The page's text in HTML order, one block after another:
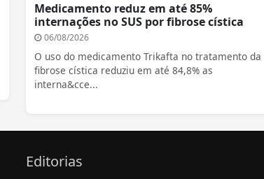
Medicamento reduz em até 85%
internações no SUS por fibrose cística
06/08/2026
O uso do medicamento Trikafta no tratamento da
fibrose cística reduziu em até 84,8% as
interna&cce...
Editorias